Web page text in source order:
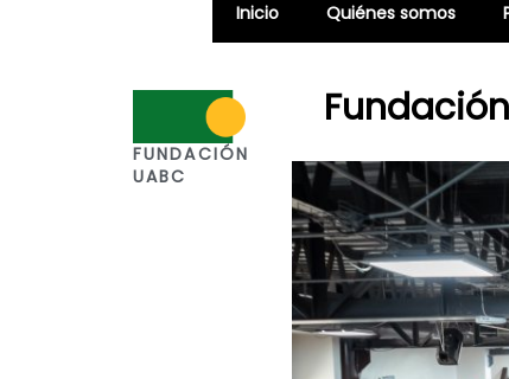
Inicio Quiénes somos
FUNDACIÓN
UABC